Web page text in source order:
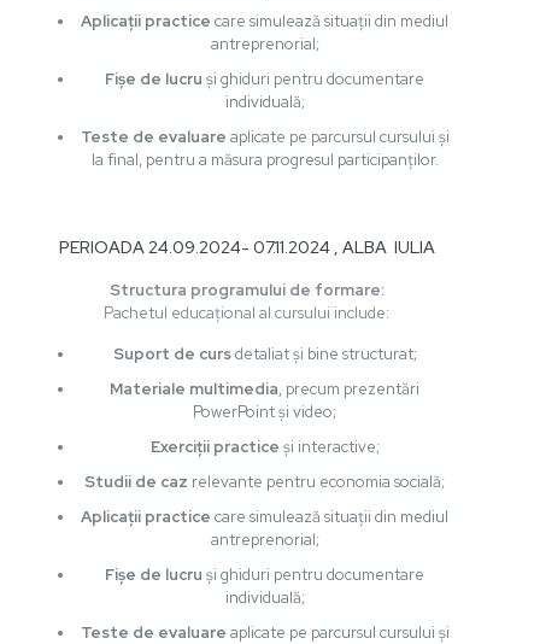
Aplicații practice care simulează situații din mediul
antreprenorial;
Fișe de lucru și ghiduri pentru documentare
individuală;
Teste de evaluare aplicate pe parcursul cursului și
la final, pentru a măsura progresul participanților.
PERIOADA 24.09.2024- 07.11.2024 , ALBA IULIA
Structura programului de formare:
Pachetul educațional al cursului include:
Suport de cursdetaliat și bine structurat;
Materiale multimedia, precum prezentări
PowerPoint și video;
Exerciții practice și interactive;
Studii de caz relevante pentru economia socială;
Aplicații practice care simulează situații din mediul
antreprenorial;
Fișe de lucru și ghiduri pentru documentare
individuală;
Teste de evaluare aplicate pe parcursul cursului și